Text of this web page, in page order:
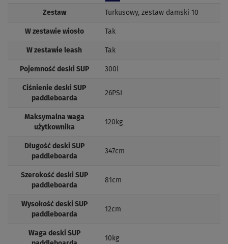
Zestaw Turkusowy, zestaw damski 10
W zestawie wiosło Tak
W zestawie leash Tak
Pojemność deski SUP 300l
Ciśnienie deski SUP
paddleboarda
26PSI
Maksymalna waga
użytkownika
120kg
Długość deski SUP
paddleboarda
347cm
Szerokość deski SUP
paddleboarda
81cm
Wysokość deski SUP
paddleboarda
12cm
Waga deski SUP
10kg